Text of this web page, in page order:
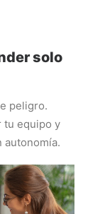
solo
peligro.
tu equipo y
autonomía.